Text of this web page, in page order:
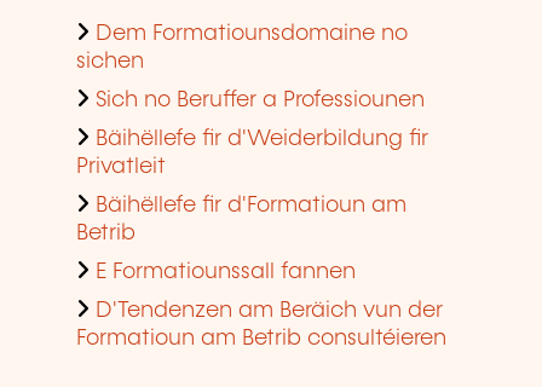
Dem Formatiounsdomaine no
sichen
Sich no Beruffer a Professiounen
Bäihëllefe fir d'Weiderbildung fir
Privatleit
Bäihëllefe fir d'Formatioun am
Betrib
E Formatiounssall fannen
D'Tendenzen am Beräich vun der
Formatioun am Betrib consultéieren